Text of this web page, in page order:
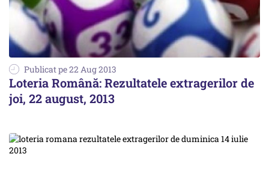
Publicat pe 22 Aug 2013
Loteria Română: Rezultatele extragerilor de
joi, 22 august, 2013